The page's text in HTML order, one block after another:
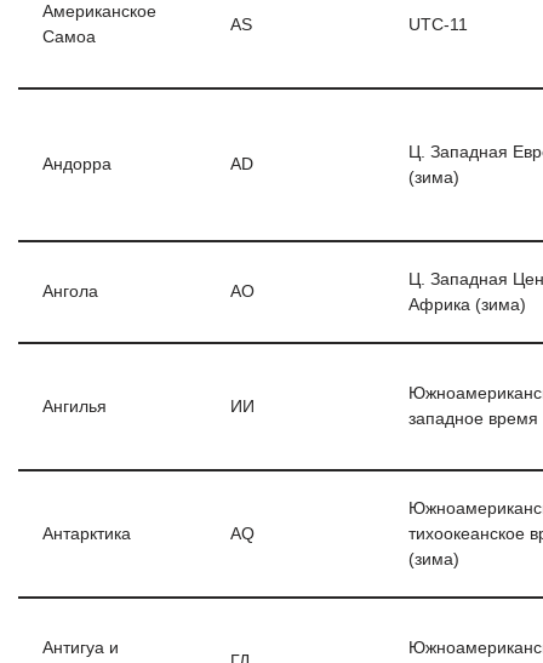
Американское
Самоа
AS UTC-11
Андорра AD
Ц. Западная
(зима)
Ангола AO
Ц. Западная
Африка (зима)
Ангилья ИИ
западное время
Антарктика AQ
тихоокеанское
(зима)
Антигуа и